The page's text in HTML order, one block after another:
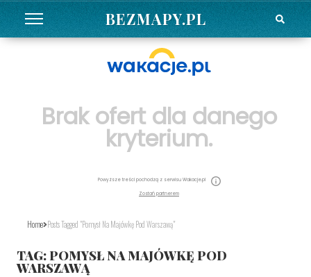
BEZMAPY.PL
Brak ofert dla danego
kryterium.
Powyższe treści pochodzą z serwisu Wakacje.pl
Zostań partnerem
Home Posts Tagged "pomysł Na Majówkę Pod Warszawą"
TAG:POMYSŁ NA MAJÓWKĘ POD
WARSZAWĄ